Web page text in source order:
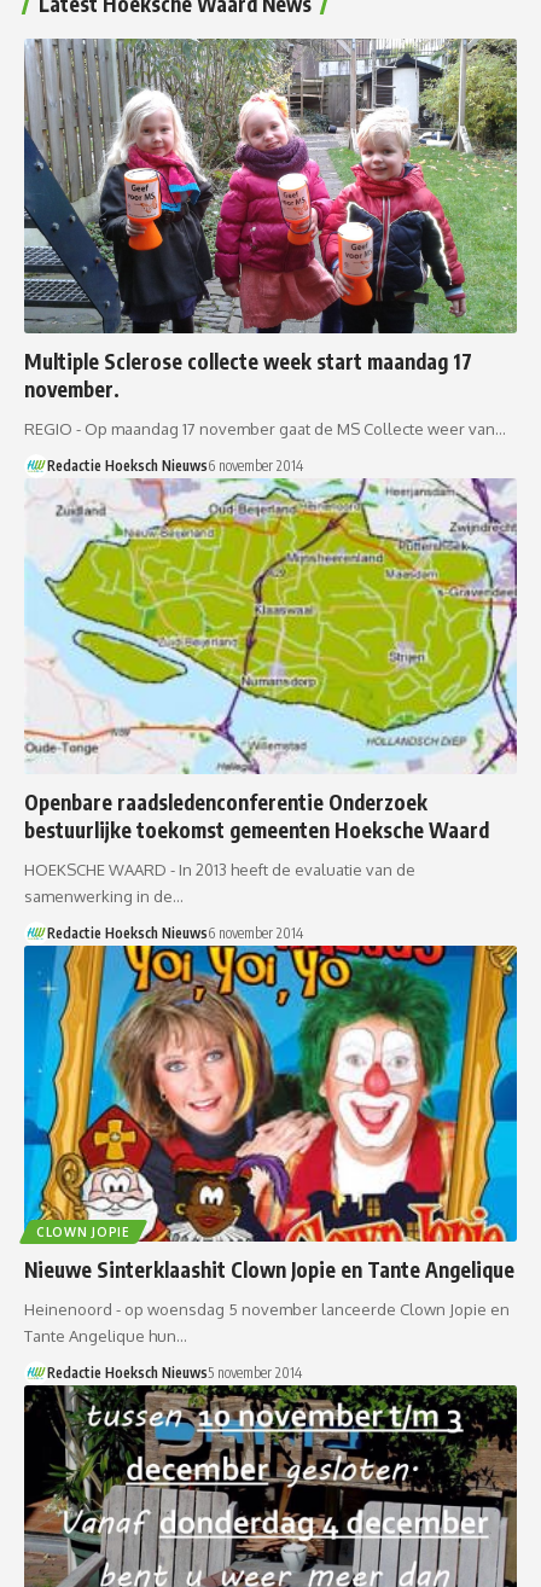
Multiple Sclerose collecte week start maandag 17
november.
REGIO - Op maandag 17 november gaat de MS Collecte weer van…
Redactie Hoeksch Nieuws6 november 2014
Openbare raadsledenconferentie Onderzoek
bestuurlijke toekomst gemeenten Hoeksche Waard
HOEKSCHE WAARD - In 2013 heeft de evaluatie van de
samenwerking in de…
Redactie Hoeksch Nieuws6 november 2014
CLOWN JOPIE
Nieuwe Sinterklaashit Clown Jopie en Tante Angelique
Heinenoord - op woensdag 5 november lanceerde Clown Jopie en
Tante Angelique hun…
Redactie Hoeksch Nieuws5 november 2014